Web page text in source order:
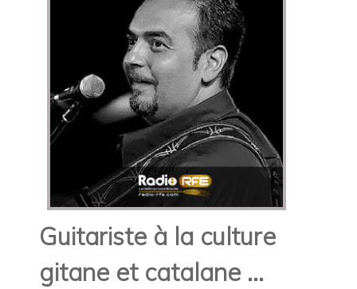
Guitariste à la culture
gitane et catalane ...